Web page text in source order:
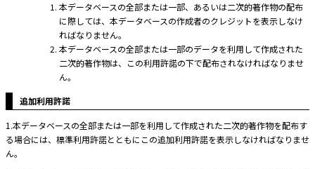
本データベースの全部または一部、あるいは二次的著作物の配布
に際しては、本データベースの作成者のクレジットを表示しなけ
ればなりません。
本データベースの全部または一部のデータを利用して作成された
二次的著作物は、この利用許諾の下で配布されなければなりませ
ん。
追加利用許諾
1.本データベースの全部または一部を利用して作成された二次的著作物を配布す
る場合には、標準利用許諾とともにこの追加利用許諾を表示しなければなりませ
ん。